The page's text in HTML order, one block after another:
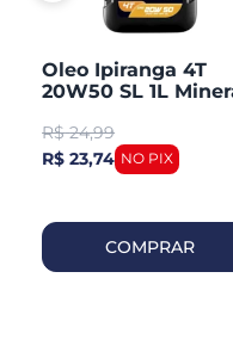
Oleo Ipiranga 4T
20W50 SL 1L
R$ 24,99
R$ 23,74
COMPRAR